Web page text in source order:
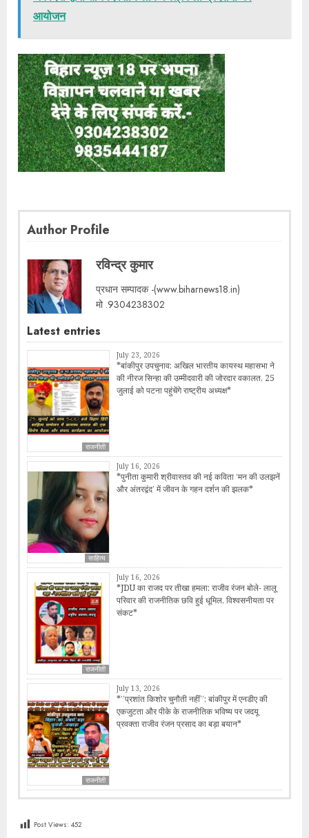
आयोजन
Author Profile
रविन्द्र कुमार
प्रधान सम्पादक -(www.biharnews18.in)
मो .9304238302
Latest entries
राजनीती
July 23, 2026
*बांकीपुर उपचुनाव: अखिल भारतीय कायस्थ महासभा ने
की नीरज सिन्हा की उम्मीदवारी की जोरदार वकालत, 25
जुलाई को पटना पहुंचेंगे राष्ट्रीय अध्यक्ष*
साहित्य
July 16, 2026
*पुनीता कुमारी श्रीवास्तव की नई कविता ‘मन की उलझनें
और अंतरद्वंद’ में जीवन के गहन दर्शन की झलक*
राजनीती
July 16, 2026
*JDU का राजद पर तीखा हमला: राजीव रंजन बोले- लालू
परिवार की राजनीतिक छवि हुई धूमिल, विश्वसनीयता पर
संकट*
राजनीती
July 13, 2026
*​”प्रशांत किशोर चुनौती नहीं”: बांकीपुर में एनडीए की
एकजुटता और पीके के राजनीतिक भविष्य पर जदयू
प्रवक्ता राजीव रंजन प्रसाद का बड़ा बयान*
Post Views: 452